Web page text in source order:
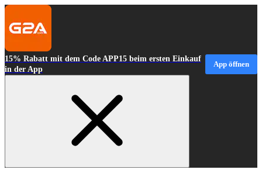
15% Rabatt mit dem Code APP15 beim ersten Einkauf
in der App
App öffnen